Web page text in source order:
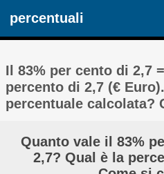
percentuali
Il 83% per cento di 2,7
percento di 2,7 (€
percentuale calcolata?
Quanto vale il 83%
2,7? Qual è la